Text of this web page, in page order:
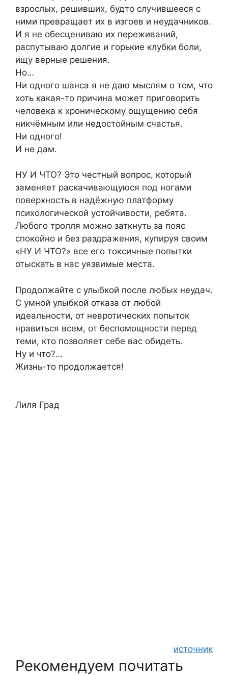
взрослых, решивших, будто случившееся с
ними превращает их в изгоев и неудачников.
И я не обесцениваю их переживаний,
распутываю долгие и горькие клубки боли,
ищу верные решения.
Но…
Ни одного шанса я не даю мыслям о том, что
хоть какая-то причина может приговорить
человека к хроническому ощущению себя
никчёмным или недостойным счастья.
Ни одного!
И не дам.
НУ И ЧТО? Это честный вопрос, который
заменяет раскачивающуюся под ногами
поверхность в надёжную платформу
психологической устойчивости, ребята.
Любого тролля можно заткнуть за пояс
спокойно и без раздражения, купируя своим
«НУ И ЧТО?» все его токсичные попытки
отыскать в нас уязвимые места.
Продолжайте с улыбкой после любых неудач.
С умной улыбкой отказа от любой
идеальности, от невротических попыток
нравиться всем, от беспомощности перед
теми, кто позволяет себе вас обидеть.
Ну и что?…
Жизнь-то продолжается!
Лиля Град
источник
Рекомендуем почитать